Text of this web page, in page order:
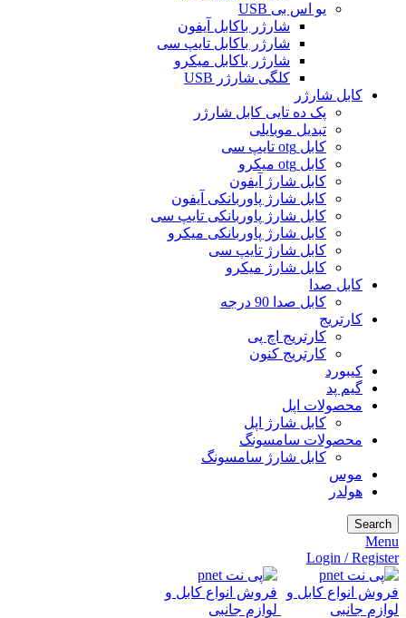
یو اس بی USB
شارژر باکابل آیفون
شارژر باکابل تایپ سی
شارژر باکابل میکرو
کلگی شارژر USB
کابل شارژر
پک ده تایی کابل شارژر
تبدیل موبایلی
کابل otg تایپ سی
کابل otg میکرو
کابل شارژ آیفون
کابل شارژ پاوربانکی آیفون
کابل شارژ پاوربانکی تایپ سی
کابل شارژ پاوربانکی میکرو
کابل شارژ تایپ سی
کابل شارژ میکرو
کابل صدا
کابل صدا 90 درجه
کارتریج
کارتریج اچ پی
کارتریج کنون
کیبورد
گیم پد
محصولات اپل
کابل شارژ اپل
محصولات سامسونگ
کابل شارژ سامسونگ
موس
هولدر
Search
Menu
Login / Register